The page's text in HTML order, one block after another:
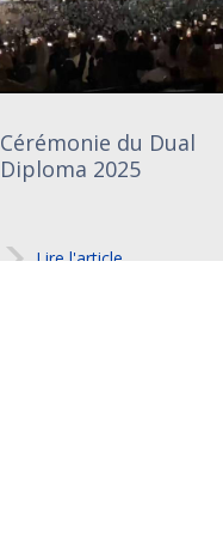
Cérémonie du Dual
Diploma 2025
Lire l'article